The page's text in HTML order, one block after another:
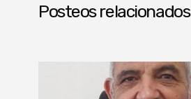
Posteos relacionados